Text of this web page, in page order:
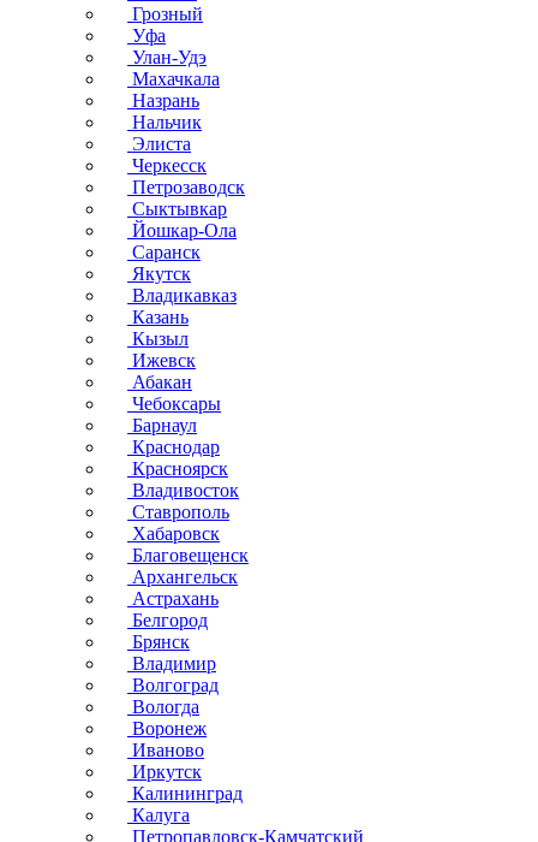
Грозный
Уфа
Улан-Удэ
Махачкала
Назрань
Нальчик
Элиста
Черкесск
Петрозаводск
Сыктывкар
Йошкар-Ола
Саранск
Якутск
Владикавказ
Казань
Кызыл
Ижевск
Абакан
Чебоксары
Барнаул
Краснодар
Красноярск
Владивосток
Ставрополь
Хабаровск
Благовещенск
Архангельск
Астрахань
Белгород
Брянск
Владимир
Волгоград
Вологда
Воронеж
Иваново
Иркутск
Калининград
Калуга
Петропавловск-Камчатский